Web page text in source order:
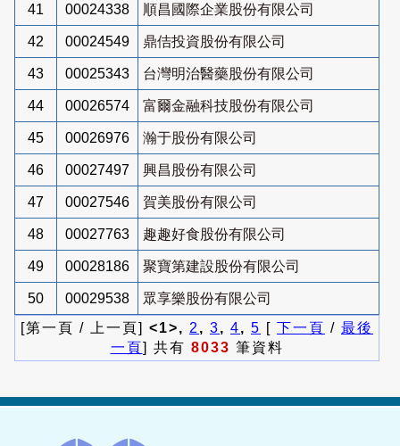
41 00024338 順昌國際企業股份有限公司
42 00024549 鼎佶投資股份有限公司
43 00025343 台灣明治醫藥股份有限公司
44 00026574 富爾金融科技股份有限公司
45 00026976 瀚于股份有限公司
46 00027497 興昌股份有限公司
47 00027546 賀美股份有限公司
48 00027763 趣趣好食股份有限公司
49 00028186 聚寶第建設股份有限公司
50 00029538
眾享樂股份有限公司
[第一頁 / 上一頁] <1>, 2 , 3, 4, 5 [ 下一頁 / 最後
一頁] 共有 8033 筆資料